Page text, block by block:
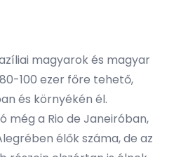
magyarok és magyar
100 ezer főre tehető,
és környékén él.
még a Rio de Janeiróban,
élők száma, de az